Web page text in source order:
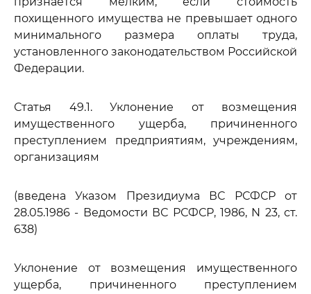
похищенного имущества не превышает одного
минимального размера оплаты труда,
установленного законодательством Российской
Федерации.
Статья 49.1. Уклонение от возмещения
имущественного ущерба, причиненного
преступлением предприятиям, учреждениям,
организациям
(введена Указом Президиума ВС РСФСР от
28.05.1986 - Ведомости ВС РСФСР, 1986, N 23, ст.
638)
Уклонение от возмещения имущественного
ущерба, причиненного преступлением